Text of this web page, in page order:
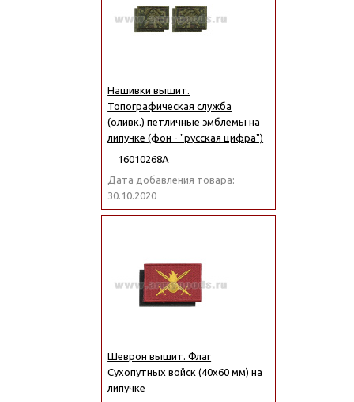
Нашивки вышит.
Топографическая служба
(оливк.) петличные эмблемы на
липучке (фон - "русская цифра")
16010268А
Дата добавления товара:
30.10.2020
Шеврон вышит. Флаг
Сухопутных войск (40x60 мм) на
липучке